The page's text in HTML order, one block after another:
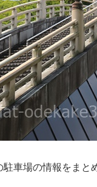
車場の情報をまと